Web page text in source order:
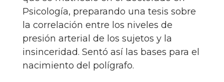
Psicología, preparando una tesis sobre
la correlación entre los niveles de
presión arterial de los sujetos y la
insinceridad. Sentó así las bases para el
nacimiento del polígrafo.